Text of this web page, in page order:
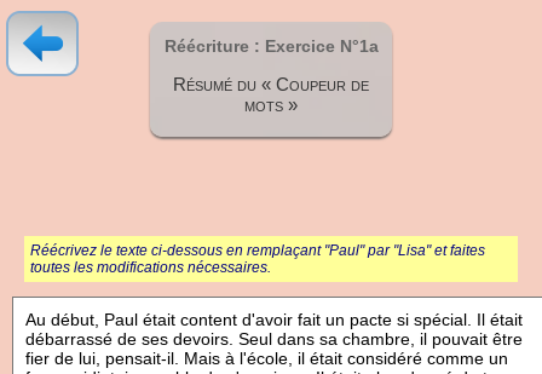
Réécriture : Exercice N°1a
Résumé du « Coupeur de
mots »
Réécrivez le texte ci-dessous en remplaçant "Paul" par "Lisa" et faites
toutes les modifications nécessaires.